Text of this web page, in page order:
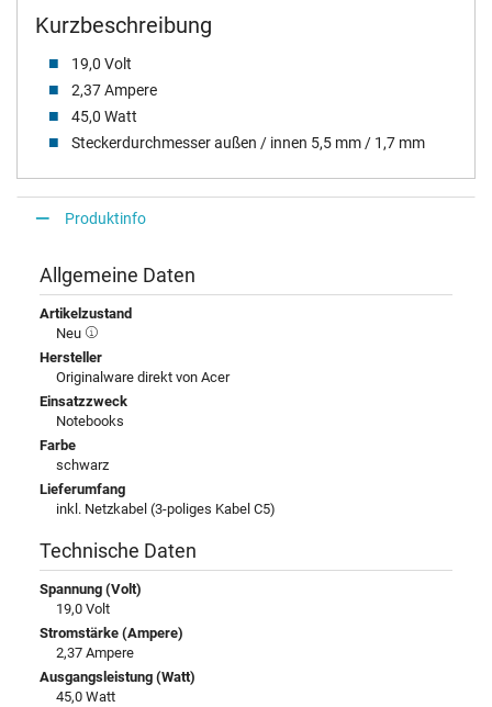
Kurzbeschreibung
19,0 Volt
2,37 Ampere
45,0 Watt
Steckerdurchmesser außen / innen 5,5 mm / 1,7 mm
Produktinfo
Allgemeine Daten
Artikelzustand
Neu
Hersteller
Originalware direkt von Acer
Einsatzzweck
Notebooks
Farbe
schwarz
Lieferumfang
inkl. Netzkabel (3-poliges Kabel C5)
Technische Daten
Spannung (Volt)
19,0 Volt
Stromstärke (Ampere)
2,37 Ampere
Ausgangsleistung (Watt)
45,0 Watt